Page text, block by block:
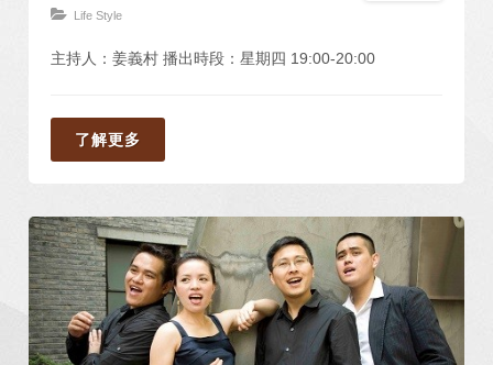
Life Style
主持人：姜義村 播出時段：星期四 19:00-20:00
了解更多